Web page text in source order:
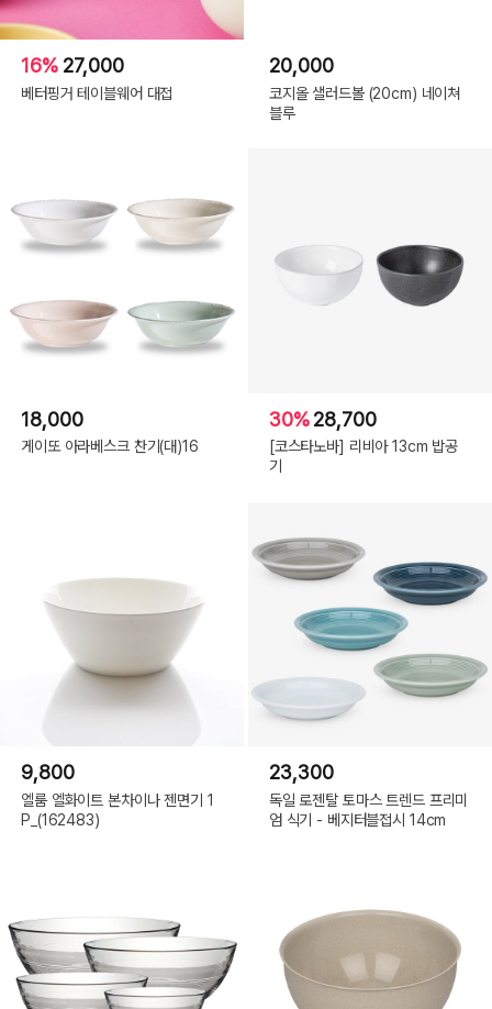
16% 27,000
베터핑거 테이블웨어 대접
20,000
코지올 샐러드볼 (20cm) 네이쳐
블루
18,000
게이또 아라베스크 찬기(대)16
30%28,700
[코스타노바] 리비아 13cm 밥공
기
9,800
엘룸 엘화이트 본차이나 젠면기 1
P_(162483)
23,300
독일 로젠탈 토마스 트렌드 프리미
엄 식기 - 베지터블접시 14cm